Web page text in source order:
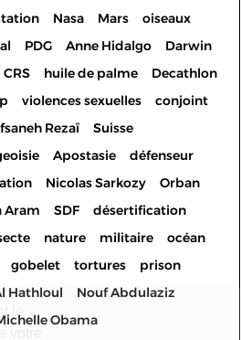
Nasa Mars
oiseaux
PDG Anne Hidalgo
Darwin
CRS huile de palme
Decathlon
violences sexuelles
conjoint
Rezaï
Suisse
Apostasie
défenseur
Nicolas Sarkozy
Orban
Aram SDF
désertification
nature militaire
océan
gobelet tortures
prison
Hathloul
Nouf Abdulaziz
Obama
le